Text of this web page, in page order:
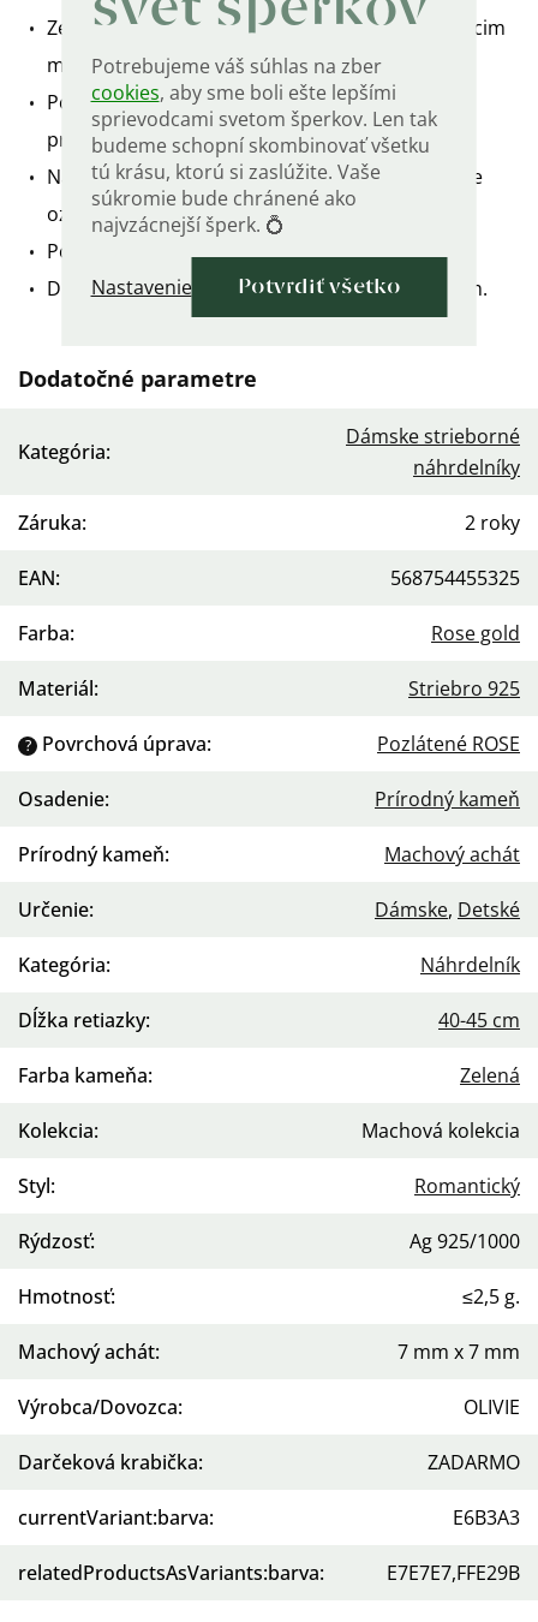
Potrebujeme váš súhlas na zber
cookies, aby sme boli ešte lepšími
sprievodcami svetom šperkov. Len tak
budeme schopní skombinovať všetku
tú krásu, ktorú si zaslúžite. Vaše
súkromie bude chránené ako
najvzácnejší šperk. 💍
Nastavenie Potvrdiť všetko
Zelený prírodný kameň so vzorom pripomínajúcim
mach.
Potešia všetky ženy, ktoré žijú v harmónii s
prírodou.
Náhrdelník je vyrobený zo striebra 925/1000 a je
označený puncovnou rýdzosti.
Pozlátený ružovým zlatom.
Dĺžka retiazky je nastaviteľná od 40 cm do 45 cm.
Dodatočné parametre
Kategória:
Dámske strieborné
náhrdelníky
Záruka: 2 roky
EAN: 568754455325
Farba: Rose gold
Materiál: Striebro 925
? Povrchová úprava: Pozlátené ROSE
Osadenie: Prírodný kameň
Prírodný kameň: Machový achát
Určenie: Dámske, Detské
Kategória: Náhrdelník
Dĺžka retiazky: 40-45 cm
Farba kameňa: Zelená
Kolekcia: Machová kolekcia
Styl: Romantický
Rýdzosť: Ag 925/1000
Hmotnosť: ≤2,5 g.
Machový achát: 7 mm x 7 mm
Výrobca/Dovozca: OLIVIE
Darčeková krabička: ZADARMO
currentVariant:barva: E6B3A3
relatedProductsAsVariants:barva: E7E7E7,FFE29B